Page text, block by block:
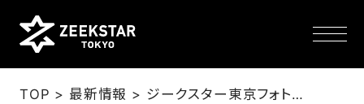
TOP > 最新情報 > ジークスター東京フォトコンテスト vol.4 22-23シーズン② 開催！